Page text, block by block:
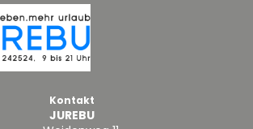
Kontakt
JUREBU